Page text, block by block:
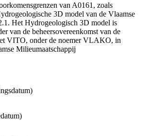
van A0161, zoals
3D model van de Vlaamse
Het Hydrogeologisch 3D model is
van de beheersovereenkomst van de
VITO, onder de noemer VLAKO, in
Milieumaatschappij